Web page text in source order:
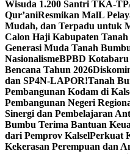
Wisuda 1.200 Santri TKA-
Qur’aniResmikan MalL
Mudah, dan Terpadu untuk
Calon Haji Kabupaten
Generasi Muda Tanah
NasionalismeBPBD Kotabaru
Bencana Tahun 2026
dan SP4N-LAPOR!Tanah
Pembangunan Kodam di
Pembangunan Negeri
Sinergi dan Pembelajaran
Bumbu Terima Bantuan
dari Pemprov KalselPerkuat
Kekerasan Perempuan dan